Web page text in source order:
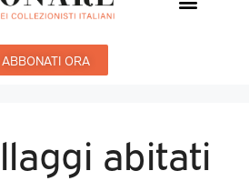
ABBONATI ORA
abitati